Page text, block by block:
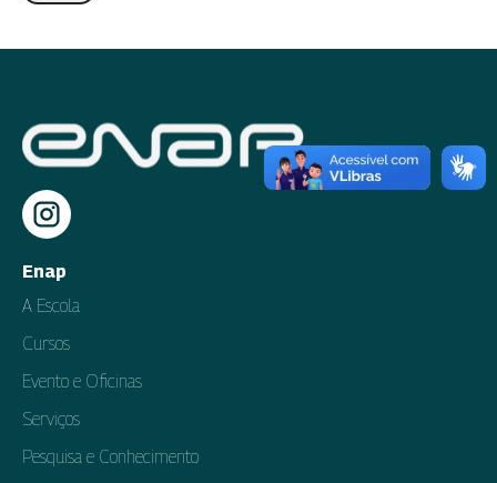
Enap
A Escola
Cursos
Evento e Oficinas
Serviços
Pesquisa e Conhecimento